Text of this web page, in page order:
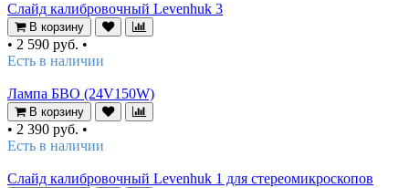
Слайд калибровочный Levenhuk 3
В корзину
• 2 590 руб. •
Есть в наличии
Лампа БВО (24V150W)
В корзину
• 2 390 руб. •
Есть в наличии
Слайд калибровочный Levenhuk 1 для стереомикроскопов